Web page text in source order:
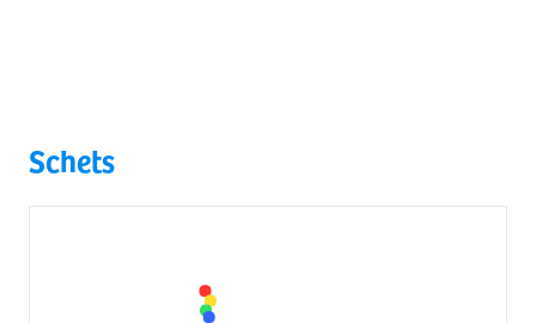
Schets